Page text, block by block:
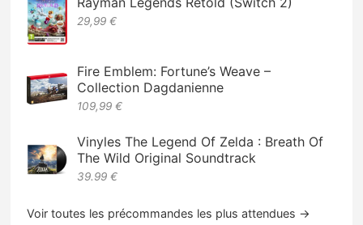
29,99 €
Fire Emblem: Fortune’s Weave –
Collection Dagdanienne
109,99 €
Vinyles The Legend Of Zelda : Breath Of
The Wild Original Soundtrack
39.99 €
Voir toutes les précommandes les plus attendues →